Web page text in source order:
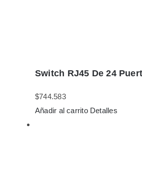
Switch RJ45 De 24
$744.583
Añadir al carrito Detalles